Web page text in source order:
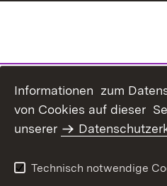
Informationen zum
von Cookies auf dieser
unserer
Technisch notwendige